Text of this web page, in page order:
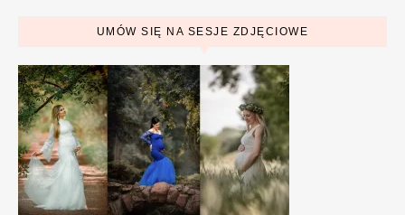
UMÓW SIĘ NA SESJE ZDJĘCIOWE